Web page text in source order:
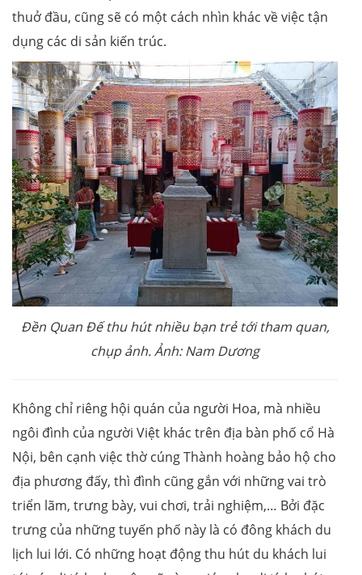
thuở đầu, cũng sẽ có một cách nhìn khác về việc tận
dụng các di sản kiến trúc.
Đền Quan Đế thu hút nhiều bạn trẻ tới tham quan,
chụp ảnh. Ảnh: Nam Dương
Không chỉ riêng hội quán của người Hoa, mà nhiều
ngôi đình của người Việt khác trên địa bàn phố cổ Hà
Nội, bên cạnh việc thờ cúng Thành hoàng bảo hộ cho
địa phương đấy, thì đình cũng gắn với những vai trò
triển lãm, trưng bày, vui chơi, trải nghiệm,… Bởi đặc
trưng của những tuyến phố này là có đông khách du
lịch lui lới. Có những hoạt động thu hút du khách lui